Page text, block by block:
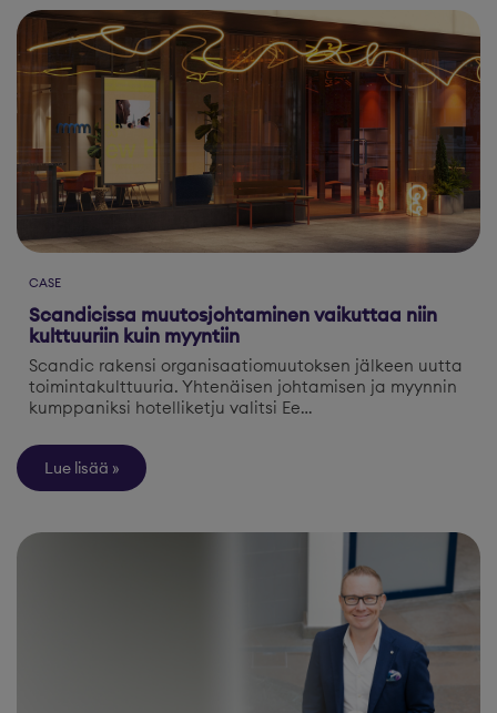
CASE
Scandicissa muutosjohtaminen vaikuttaa niin
kulttuuriin kuin myyntiin
Scandic rakensi organisaatiomuutoksen jälkeen uutta
toimintakulttuuria. Yhtenäisen johtamisen ja myynnin
kumppaniksi hotelliketju valitsi Ee…
Lue lisää